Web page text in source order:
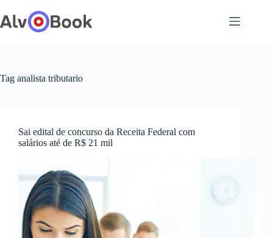
para
o
Tag analista tributario
Sai edital de concurso da Receita Federal com
salários até de R$ 21 mil